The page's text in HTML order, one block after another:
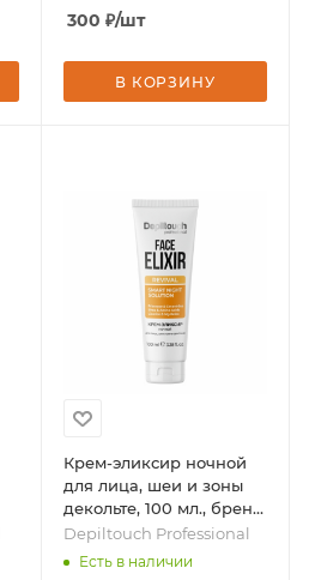
300 ₽/шт
В КОРЗИНУ
Крем-эликсир ночной
для лица, шеи и зоны
декольте, 100 мл., бренд
- Depiltouch Professional
Depiltouch Professional
Есть в наличии